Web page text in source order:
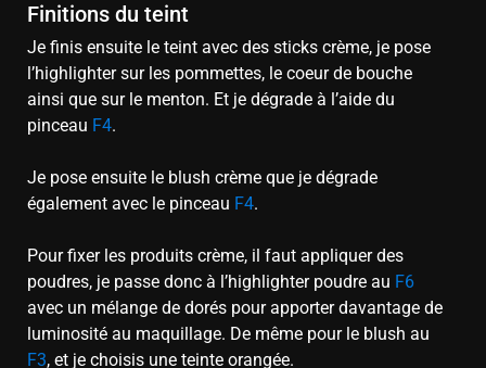
Finitions du teint
Je finis ensuite le teint avec des sticks crème, je pose
l’highlighter sur les pommettes, le coeur de bouche
ainsi que sur le menton. Et je dégrade à l’aide du
pinceau F4.
Je pose ensuite le blush crème que je dégrade
également avec le pinceau F4.
Pour fixer les produits crème, il faut appliquer des
poudres, je passe donc à l’highlighter poudre au F6
avec un mélange de dorés pour apporter davantage de
luminosité au maquillage. De même pour le blush au
F3, et je choisis une teinte orangée.